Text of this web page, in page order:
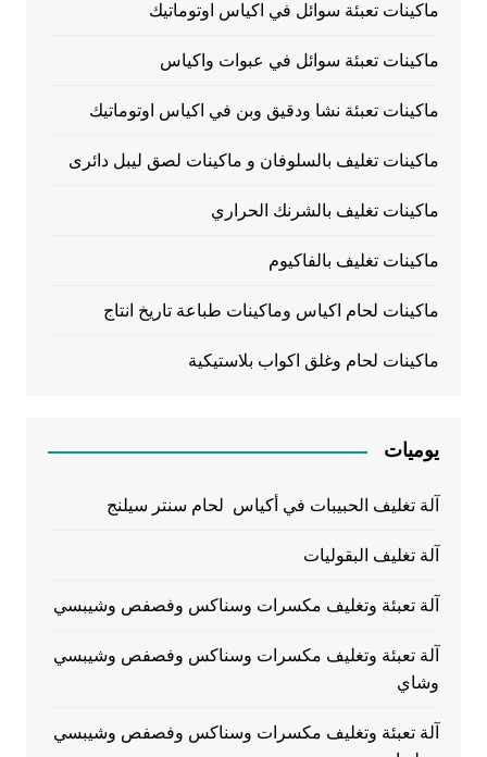
ماكينات تعبئة سوائل في اكياس اوتوماتيك
ماكينات تعبئة سوائل في عبوات واكياس
ماكينات تعبئة نشا ودقيق وبن في اكياس اوتوماتيك
ماكينات تغليف بالسلوفان و ماكينات لصق ليبل دائرى
ماكينات تغليف بالشرنك الحراري
ماكينات تغليف بالفاكيوم
ماكينات لحام اكياس وماكينات طباعة تاريخ انتاج
ماكينات لحام وغلق اكواب بلاستيكية
يوميات
آلة تغليف الحبيبات في أكياس لحام سنتر سيلنج
آلة تغليف البقوليات
آلة تعبئة وتغليف مكسرات وسناكس وفصفص وشيبسي
آلة تعبئة وتغليف مكسرات وسناكس وفصفص وشيبسي
وشاي
آلة تعبئة وتغليف مكسرات وسناكس وفصفص وشيبسي